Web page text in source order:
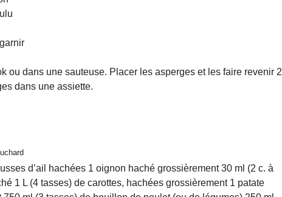
ou dans une sauteuse. Placer les asperges et les faire revenir 2
dans une assiette.
d’ail hachées 1 oignon haché grossièrement 30 ml (2 c. à
1 L (4 tasses) de carottes, hachées grossièrement 1 patate